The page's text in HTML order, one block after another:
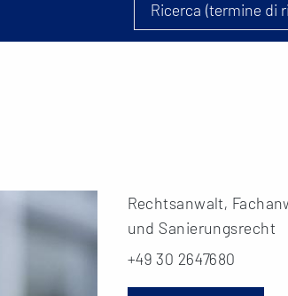
Rechtsanwalt,
und Sanierungsrecht
+49 30 2647680